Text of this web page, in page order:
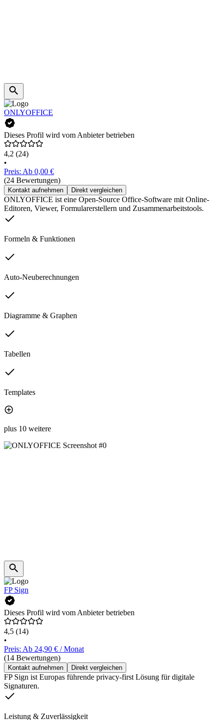
ONLYOFFICE
Dieses Profil wird vom Anbieter betrieben
4,2 (24)
•
Preis: Ab 0,00 €
(24 Bewertungen)
Kontakt aufnehmen Direkt vergleichen
ONLYOFFICE ist eine Open-Source Office-Software mit Online-
Editoren, Viewer, Formularerstellern und Zusammenarbeitstools.
Formeln & Funktionen
Auto-Neuberechnungen
Diagramme & Graphen
Tabellen
Templates
plus 10 weitere
FP Sign
Dieses Profil wird vom Anbieter betrieben
4,5 (14)
•
Preis: Ab 24,90 € / Monat
(14 Bewertungen)
Kontakt aufnehmen Direkt vergleichen
FP Sign ist Europas führende privacy-first Lösung für digitale
Signaturen.
Leistung & Zuverlässigkeit